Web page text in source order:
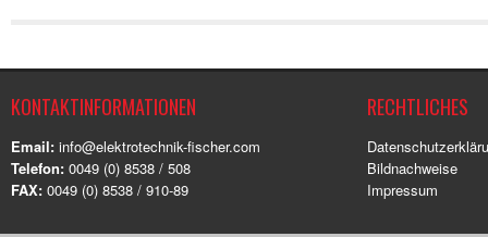
KONTAKTINFORMATIONEN
Email: info@elektrotechnik-fischer.com
Telefon: 0049 (0) 8538 / 508
FAX: 0049 (0) 8538 / 910-89
RECHTLICHES
Bildnachweise
Impressum